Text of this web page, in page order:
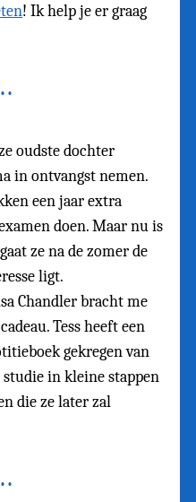
! Ik help je er graag
oudste dochter
in ontvangst nemen.
een jaar extra
doen. Maar nu is
ze na de zomer de
ligt.
Chandler bracht me
Tess heeft een
gekregen van
studie in kleine stappen
die ze later zal